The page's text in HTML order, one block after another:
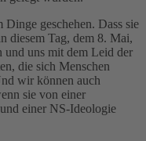
geschehen. Dass sie
diesem Tag, dem 8. Mai,
und uns mit dem Leid der
die sich Menschen
wir können auch
sie von einer
einer NS-Ideologie